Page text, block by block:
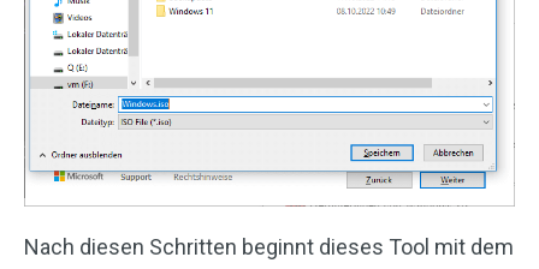
Nach diesen Schritten beginnt dieses Tool mit dem